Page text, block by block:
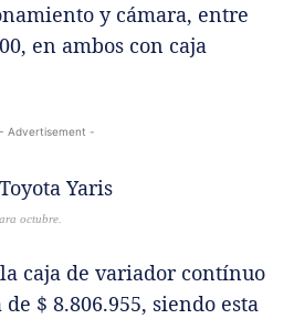
y cámara, entre
en ambos con caja
- Advertisement -
octubre.
la caja de variador contínuo
$ 8.806.955, siendo esta